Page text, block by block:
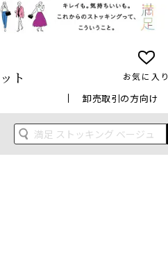
ト お気に入り
卸売取引の方向け